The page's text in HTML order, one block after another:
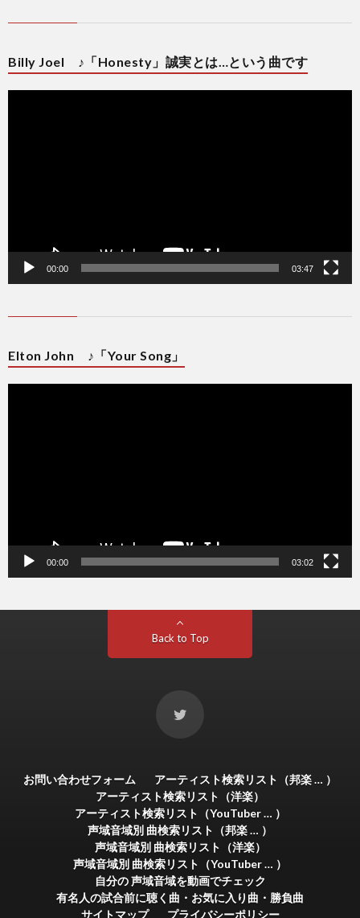
Billy Joel ♪「Honesty」誠実とは…という曲です
動
00:00 03:47
Elton John ♪「Your Song」
動
00:00 03:02
Back to Top
お問い合わせフォーム
アーティスト検索リスト（邦楽 … ）
アーティスト検索リスト（洋楽）
アーティスト検索リスト（YouTuber … ）
声域音域別 曲検索リスト（邦楽 … ）
声域音域別 曲検索リスト（洋楽）
声域音域別 曲検索リスト（YouTuber … ）
自分の 声域音域を動画でチェック
有名人の試合前に聴く曲・お気に入り曲・勝負曲
サイトマップ
プライバシーポリシー